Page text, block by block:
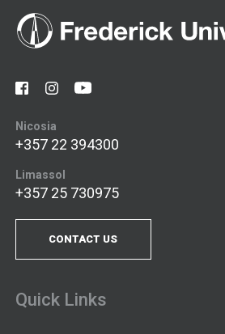
Nicosia
+357 22 394300
Limassol
+357 25 730975
CONTACT US
Quick Links